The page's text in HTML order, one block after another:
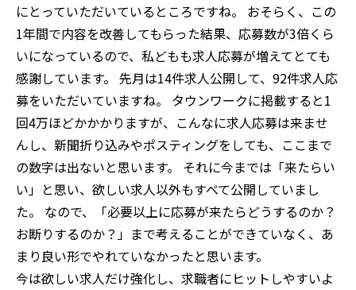
にとっていただいているところですね。 おそらく、この
1年間で内容を改善してもらった結果、応募数が3倍くら
いになっているので、私どもも求人応募が増えてとても
感謝しています。 先月は14件求人公開して、92件求人応
募をいただいていますね。 タウンワークに掲載すると1
回4万ほどかかかりますが、こんなに求人応募は来ませ
んし、新聞折り込みやポスティングをしても、ここまで
の数字は出ないと思います。 それに今までは「来たらい
い」と思い、欲しい求人以外もすべて公開していまし
た。 なので、「必要以上に応募が来たらどうするのか？
お断りするのか？」まで考えることができていなく、あ
まり良い形でやれていなかったと思います。
今は欲しい求人だけ強化し、求職者にヒットしやすいよ